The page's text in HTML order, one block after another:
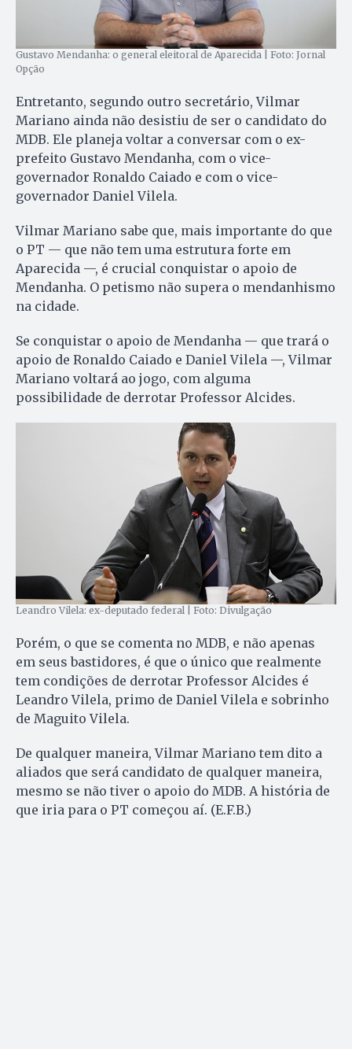
Gustavo Mendanha: o general eleitoral de Aparecida | Foto: Jornal
Opção
Entretanto, segundo outro secretário, Vilmar
Mariano ainda não desistiu de ser o candidato do
MDB. Ele planeja voltar a conversar com o ex-
prefeito Gustavo Mendanha, com o vice-
governador Ronaldo Caiado e com o vice-
governador Daniel Vilela.
Vilmar Mariano sabe que, mais importante do que
o PT — que não tem uma estrutura forte em
Aparecida —, é crucial conquistar o apoio de
Mendanha. O petismo não supera o mendanhismo
na cidade.
Se conquistar o apoio de Mendanha — que trará o
apoio de Ronaldo Caiado e Daniel Vilela —, Vilmar
Mariano voltará ao jogo, com alguma
possibilidade de derrotar Professor Alcides.
Leandro Vilela: ex-deputado federal | Foto: Divulgação
Porém, o que se comenta no MDB, e não apenas
em seus bastidores, é que o único que realmente
tem condições de derrotar Professor Alcides é
Leandro Vilela, primo de Daniel Vilela e sobrinho
de Maguito Vilela.
De qualquer maneira, Vilmar Mariano tem dito a
aliados que será candidato de qualquer maneira,
mesmo se não tiver o apoio do MDB. A história de
que iria para o PT começou aí. (E.F.B.)